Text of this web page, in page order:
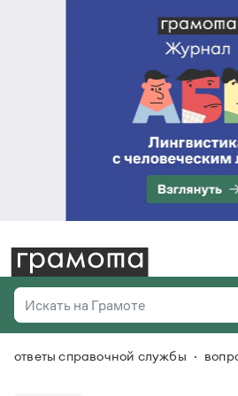
Искать на Грамоте
Справочная служба
Везде
ответы справочной службы